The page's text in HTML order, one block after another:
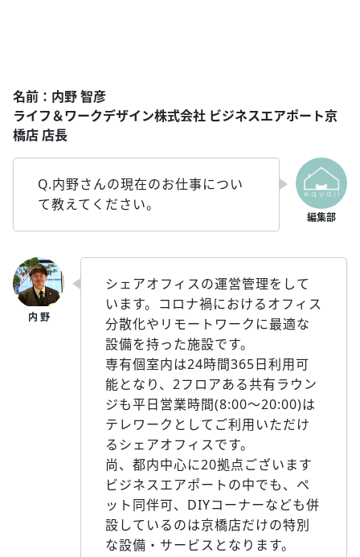
名前：内野 智彦
ライフ＆ワークデザイン株式会社 ビジネスエアポート京
橋店 店長
Q.内野さんの現在のお仕事につい
て教えてください。
シェアオフィスの運営管理をして
います。コロナ禍におけるオフィス
分散化やリモートワークに最適な
設備を持った施設です。
専有個室内は24時間365日利用可
能となり、2フロアある共有ラウン
ジも平日営業時間(8:00～20:00)は
テレワークとしてご利用いただけ
るシェアオフィスです。
尚、都内中心に20拠点ございます
ビジネスエアポートの中でも、ペ
ット同伴可、DIYコーナーなども併
設しているのは京橋店だけの特別
な設備・サービスとなります。